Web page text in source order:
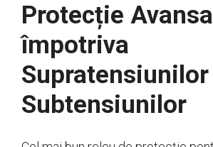
Protecție
împotriva
Subtensiunilor